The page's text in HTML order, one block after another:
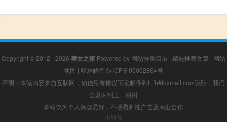
Copyright © 2012 - 2026 美女之家 Powered by 网站分类目录 | 精选推荐文章 | 网站
地图 | 疑难解答 陕ICP备05002864号
声明：本站内容来自互联网，如信息有错误可发邮件到f_fb#foxmail.com说明，我们
会及时纠正，谢谢
本站仅为个人兴趣爱好，不接盈利性广告及商业合作
小男孩